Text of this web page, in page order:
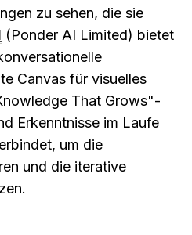
zu sehen, die sie
(Ponder AI Limited) bietet
Canvas für visuelles
That Grows"-
Erkenntnisse im Laufe
um die
und die iterative